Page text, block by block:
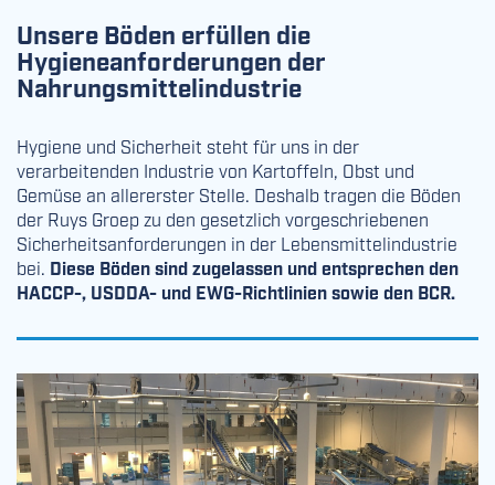
Unsere Böden erfüllen die
Hygieneanforderungen der
Nahrungsmittelindustrie
Hygiene und Sicherheit steht für uns in der
verarbeitenden Industrie von Kartoffeln, Obst und
Gemüse an allererster Stelle. Deshalb tragen die Böden
der Ruys Groep zu den gesetzlich vorgeschriebenen
Sicherheitsanforderungen in der Lebensmittelindustrie
bei. Diese Böden sind zugelassen und entsprechen den
HACCP-, USDDA- und EWG-Richtlinien sowie den BCR.